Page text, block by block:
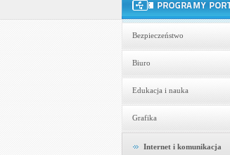
Bezpieczeństwo
Biuro
Edukacja i nauka
Grafika
Internet i komunikacja